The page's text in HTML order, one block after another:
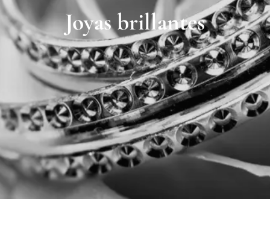
Contacto Joyas brillantes